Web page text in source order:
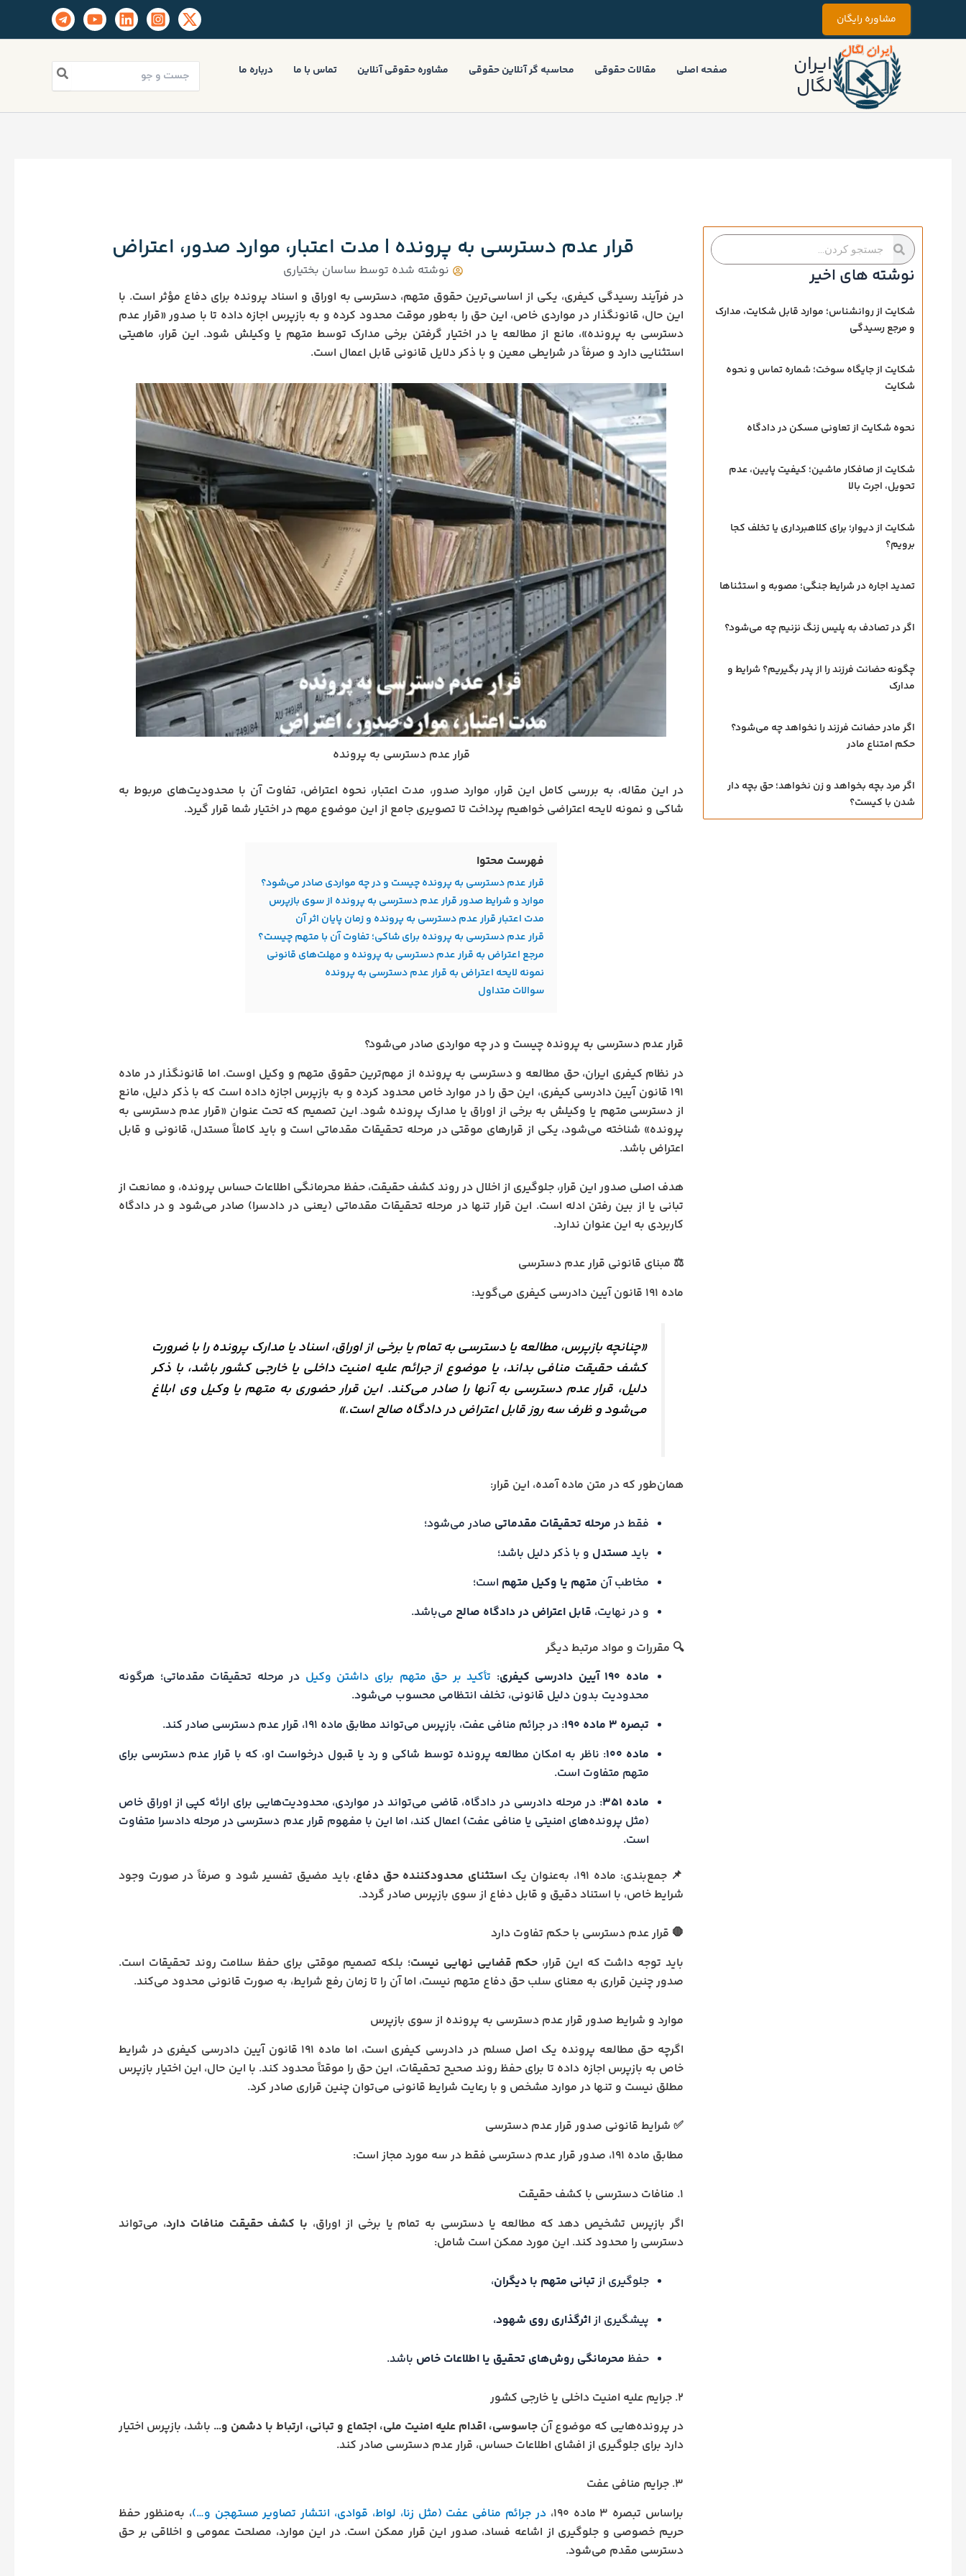
محتوا
مشاوره رایگان
ایران
لگال
صفحه اصلی مقالات حقوقی محاسبه گر آنلاین حقوقی مشاوره حقوقی آنلاین تماس با ما درباره ما
برای:
جستجو
کردن
جستجو
کردن
نوشته های اخیر
شکایت از روانشناس؛ موارد قابل شکایت، مدارک
و مرجع رسیدگی
شکایت از جایگاه سوخت؛ شماره تماس و نحوه
شکایت
نحوه شکایت از تعاونی مسکن در دادگاه
شکایت از صافکار ماشین؛ کیفیت پایین، عدم
تحویل، اجرت بالا
شکایت از دیوار؛ برای کلاهبرداری یا تخلف کجا
برویم؟
تمدید اجاره در شرایط جنگی؛ مصوبه و استثناها
اگر در تصادف به پلیس زنگ نزنیم چه می‌شود؟
چگونه حضانت فرزند را از پدر بگیریم؟ شرایط و
مدارک
اگر مادر حضانت فرزند را نخواهد چه می‌شود؟
حکم امتناع مادر
اگر مرد بچه بخواهد و زن نخواهد؛ حق بچه‌ دار
شدن با کیست؟
قرار عدم دسترسی به پرونده | مدت اعتبار، موارد صدور، اعتراض
نوشته شده توسط ساسان بختیاری
در فرآیند رسیدگی کیفری، یکی از اساسی‌ترین حقوق متهم، دسترسی به اوراق و اسناد پرونده برای دفاع مؤثر است. با
این حال، قانونگذار در مواردی خاص، این حق را به‌طور موقت محدود کرده و به بازپرس اجازه داده تا با صدور «قرار عدم
دسترسی به پرونده»، مانع از مطالعه یا در اختیار گرفتن برخی مدارک توسط متهم یا وکیلش شود. این قرار، ماهیتی
استثنایی دارد و صرفاً در شرایطی معین و با ذکر دلایل قانونی قابل اعمال است.
قرار عدم دسترسی به پرونده
در این مقاله، به بررسی کامل این قرار، موارد صدور، مدت اعتبار، نحوه اعتراض، تفاوت آن با محدودیت‌های مربوط به
شاکی و نمونه لایحه اعتراضی خواهیم پرداخت تا تصویری جامع از این موضوع مهم در اختیار شما قرار گیرد.
فهرست محتوا
قرار عدم دسترسی به پرونده چیست و در چه مواردی صادر می‌شود؟
موارد و شرایط صدور قرار عدم دسترسی به پرونده از سوی بازپرس
مدت اعتبار قرار عدم دسترسی به پرونده و زمان پایان اثر آن
قرار عدم دسترسی به پرونده برای شاکی؛ تفاوت آن با متهم چیست؟
مرجع اعتراض به قرار عدم دسترسی به پرونده و مهلت‌های قانونی
نمونه لایحه اعتراض به قرار عدم دسترسی به پرونده
سوالات متداول
قرار عدم دسترسی به پرونده چیست و در چه مواردی صادر می‌شود؟
در نظام کیفری ایران، حق مطالعه و دسترسی به پرونده از مهم‌ترین حقوق متهم و وکیل اوست. اما قانونگذار در ماده
۱۹۱ قانون آیین دادرسی کیفری، این حق را در موارد خاص محدود کرده و به بازپرس اجازه داده است که با ذکر دلیل، مانع
از دسترسی متهم یا وکیلش به برخی از اوراق یا مدارک پرونده شود. این تصمیم که تحت عنوان «قرار عدم دسترسی به
پرونده» شناخته می‌شود، یکی از قرارهای موقتی در مرحله تحقیقات مقدماتی است و باید کاملاً مستدل، قانونی و قابل
اعتراض باشد.
هدف اصلی صدور این قرار، جلوگیری از اخلال در روند کشف حقیقت، حفظ محرمانگی اطلاعات حساس پرونده، و ممانعت از
تبانی یا از بین رفتن ادله است. این قرار تنها در مرحله تحقیقات مقدماتی (یعنی در دادسرا) صادر می‌شود و در دادگاه
کاربردی به این عنوان ندارد.
⚖️ مبنای قانونی قرار عدم دسترسی
ماده ۱۹۱ قانون آیین دادرسی کیفری می‌گوید:
«چنانچه بازپرس، مطالعه یا دسترسی به تمام یا برخی از اوراق، اسناد یا مدارک پرونده را با ضرورت
کشف حقیقت منافی بداند، یا موضوع از جرائم علیه امنیت داخلی یا خارجی کشور باشد، با ذکر
دلیل، قرار عدم دسترسی به آنها را صادر می‌کند. این قرار حضوری به متهم یا وکیل وی ابلاغ
می‌شود و ظرف سه روز قابل اعتراض در دادگاه صالح است.»
همان‌طور که در متن ماده آمده، این قرار:
فقط در مرحله تحقیقات مقدماتی صادر می‌شود؛
باید مستدل و با ذکر دلیل باشد؛
مخاطب آن متهم یا وکیل متهم است؛
و در نهایت، قابل اعتراض در دادگاه صالح می‌باشد.
🔍 مقررات و مواد مرتبط دیگر
ماده ۱۹۰ آیین دادرسی کیفری
: تأکید بر حق متهم برای داشتن وکیل در مرحله تحقیقات مقدماتی؛ هرگونه
محدودیت بدون دلیل قانونی، تخلف انتظامی محسوب می‌شود.
تبصره ۳ ماده ۱۹۰
: در جرائم منافی عفت، بازپرس می‌تواند مطابق ماده ۱۹۱، قرار عدم دسترسی صادر کند.
ماده ۱۰۰
: ناظر به امکان مطالعه پرونده توسط شاکی و رد یا قبول درخواست او، که با قرار عدم دسترسی برای
متهم متفاوت است.
ماده ۳۵۱
: در مرحله دادرسی در دادگاه، قاضی می‌تواند در مواردی، محدودیت‌هایی برای ارائه کپی از اوراق خاص
(مثل پرونده‌های امنیتی یا منافی عفت) اعمال کند، اما این با مفهوم قرار عدم دسترسی در مرحله دادسرا متفاوت
است.
📌 جمع‌بندی: ماده ۱۹۱، به‌عنوان یک
استثنای محدودکننده حق دفاع، باید مضیق تفسیر شود و صرفاً در صورت وجود
شرایط خاص، با استناد دقیق و قابل دفاع از سوی بازپرس صادر گردد.
🛑 قرار عدم دسترسی با حکم تفاوت دارد
باید توجه داشت که این قرار، حکم قضایی نهایی نیست؛ بلکه تصمیم موقتی برای حفظ سلامت روند تحقیقات است.
صدور چنین قراری به معنای سلب حق دفاع متهم نیست، اما آن را تا زمان رفع شرایط، به صورت قانونی محدود می‌کند.
موارد و شرایط صدور قرار عدم دسترسی به پرونده از سوی بازپرس
اگرچه حق مطالعه پرونده یک اصل مسلم در دادرسی کیفری است، اما ماده ۱۹۱ قانون آیین دادرسی کیفری در شرایط
خاص به بازپرس اجازه داده تا برای حفظ روند صحیح تحقیقات، این حق را موقتاً محدود کند. با این حال، این اختیار بازپرس
مطلق نیست و تنها در موارد مشخص و با رعایت شرایط قانونی می‌توان چنین قراری صادر کرد.
✅ شرایط قانونی صدور قرار عدم دسترسی
مطابق ماده ۱۹۱، صدور قرار عدم دسترسی فقط در سه مورد مجاز است:
۱. منافات دسترسی با کشف حقیقت
اگر بازپرس تشخیص دهد که مطالعه یا دسترسی به تمام یا برخی از اوراق، با کشف حقیقت منافات دارد، می‌تواند
دسترسی را محدود کند. این مورد ممکن است شامل:
جلوگیری از تبانی متهم با دیگران،
پیشگیری ازاثرگذاری روی شهود،
حفظ محرمانگی روش‌های تحقیق یا اطلاعات خاص باشد.
۲. جرایم علیه امنیت داخلی یا خارجی کشور
در پرونده‌هایی که موضوع آن جاسوسی، اقدام علیه امنیت ملی، اجتماع و تبانی، ارتباط با دشمن و… باشد، بازپرس اختیار
دارد برای جلوگیری از افشای اطلاعات حساس، قرار عدم دسترسی صادر کند.
۳. جرایم منافی عفت
براساس تبصره ۳ ماده ۱۹۰،
در جرائم منافی عفت (مثل زنا، لواط، قوادی، انتشار تصاویر مستهجن و…)، به‌منظور حفظ
حریم خصوصی و جلوگیری از اشاعه فساد، صدور این قرار ممکن است. در این موارد، مصلحت عمومی و اخلاقی بر حق
دسترسی مقدم می‌شود.